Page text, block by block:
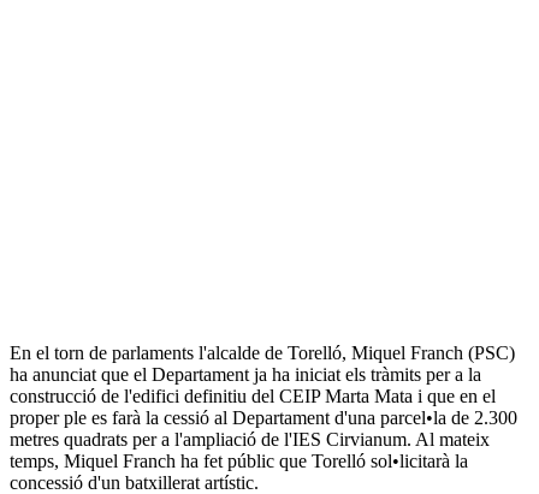
En el torn de parlaments l'alcalde de Torelló, Miquel Franch (PSC)
ha anunciat que el Departament ja ha iniciat els tràmits per a la
construcció de l'edifici definitiu del CEIP Marta Mata i que en el
proper ple es farà la cessió al Departament d'una parcel•la de 2.300
metres quadrats per a l'ampliació de l'IES Cirvianum. Al mateix
temps, Miquel Franch ha fet públic que Torelló sol•licitarà la
concessió d'un batxillerat artístic.